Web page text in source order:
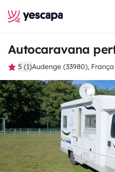
5 (1)Audenge (33980), França